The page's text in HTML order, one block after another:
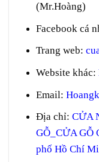
(Mr.Hoàng)
Facebook cá
Trang web:
Website khác:
Email:
Địa chỉ: CỬA
GỖ_CỬA GỖ
phố Hồ Chí